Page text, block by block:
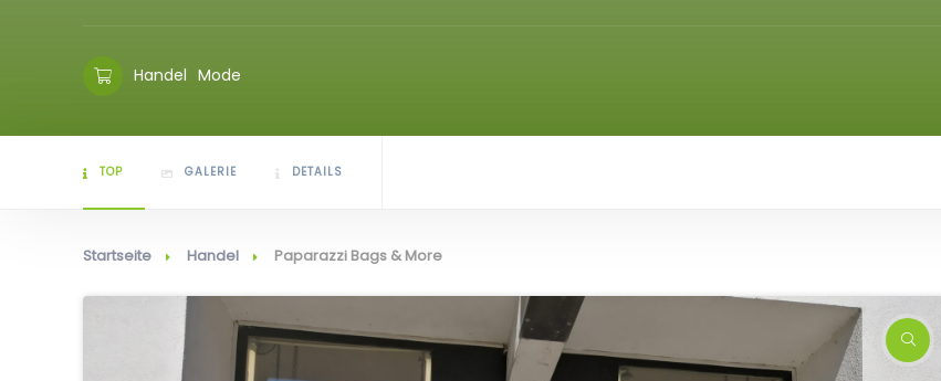
Handel Mode
TOP GALERIE DETAILS
Startseite Handel Paparazzi Bags & More